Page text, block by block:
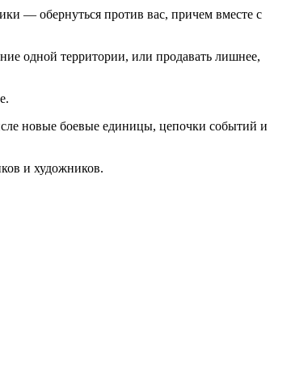
— обернуться против вас, причем вместе с
одной территории, или продавать лишнее,
новые боевые единицы, цепочки событий и
и художников.